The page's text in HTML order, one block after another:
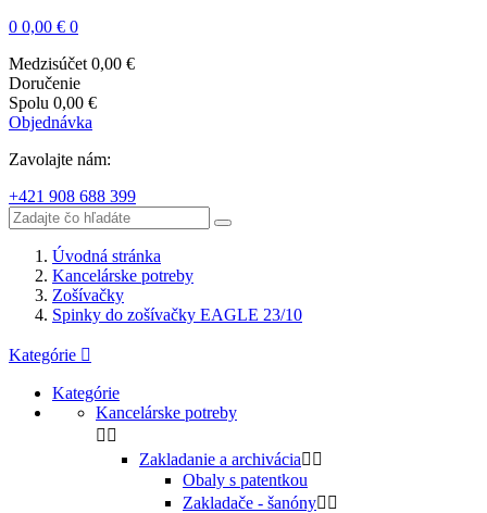
0 0,00 € 0
Medzisúčet 0,00 €
Doručenie
Spolu 0,00 €
Objednávka
Zavolajte nám:
+421 908 688 399
Úvodná stránka
Kancelárske potreby
Zošívačky
Spinky do zošívačky EAGLE 23/10
Kategórie 
Kategórie
Kancelárske potreby
 
Zakladanie a archivácia 
Obaly s patentkou
Zakladače - šanóny 